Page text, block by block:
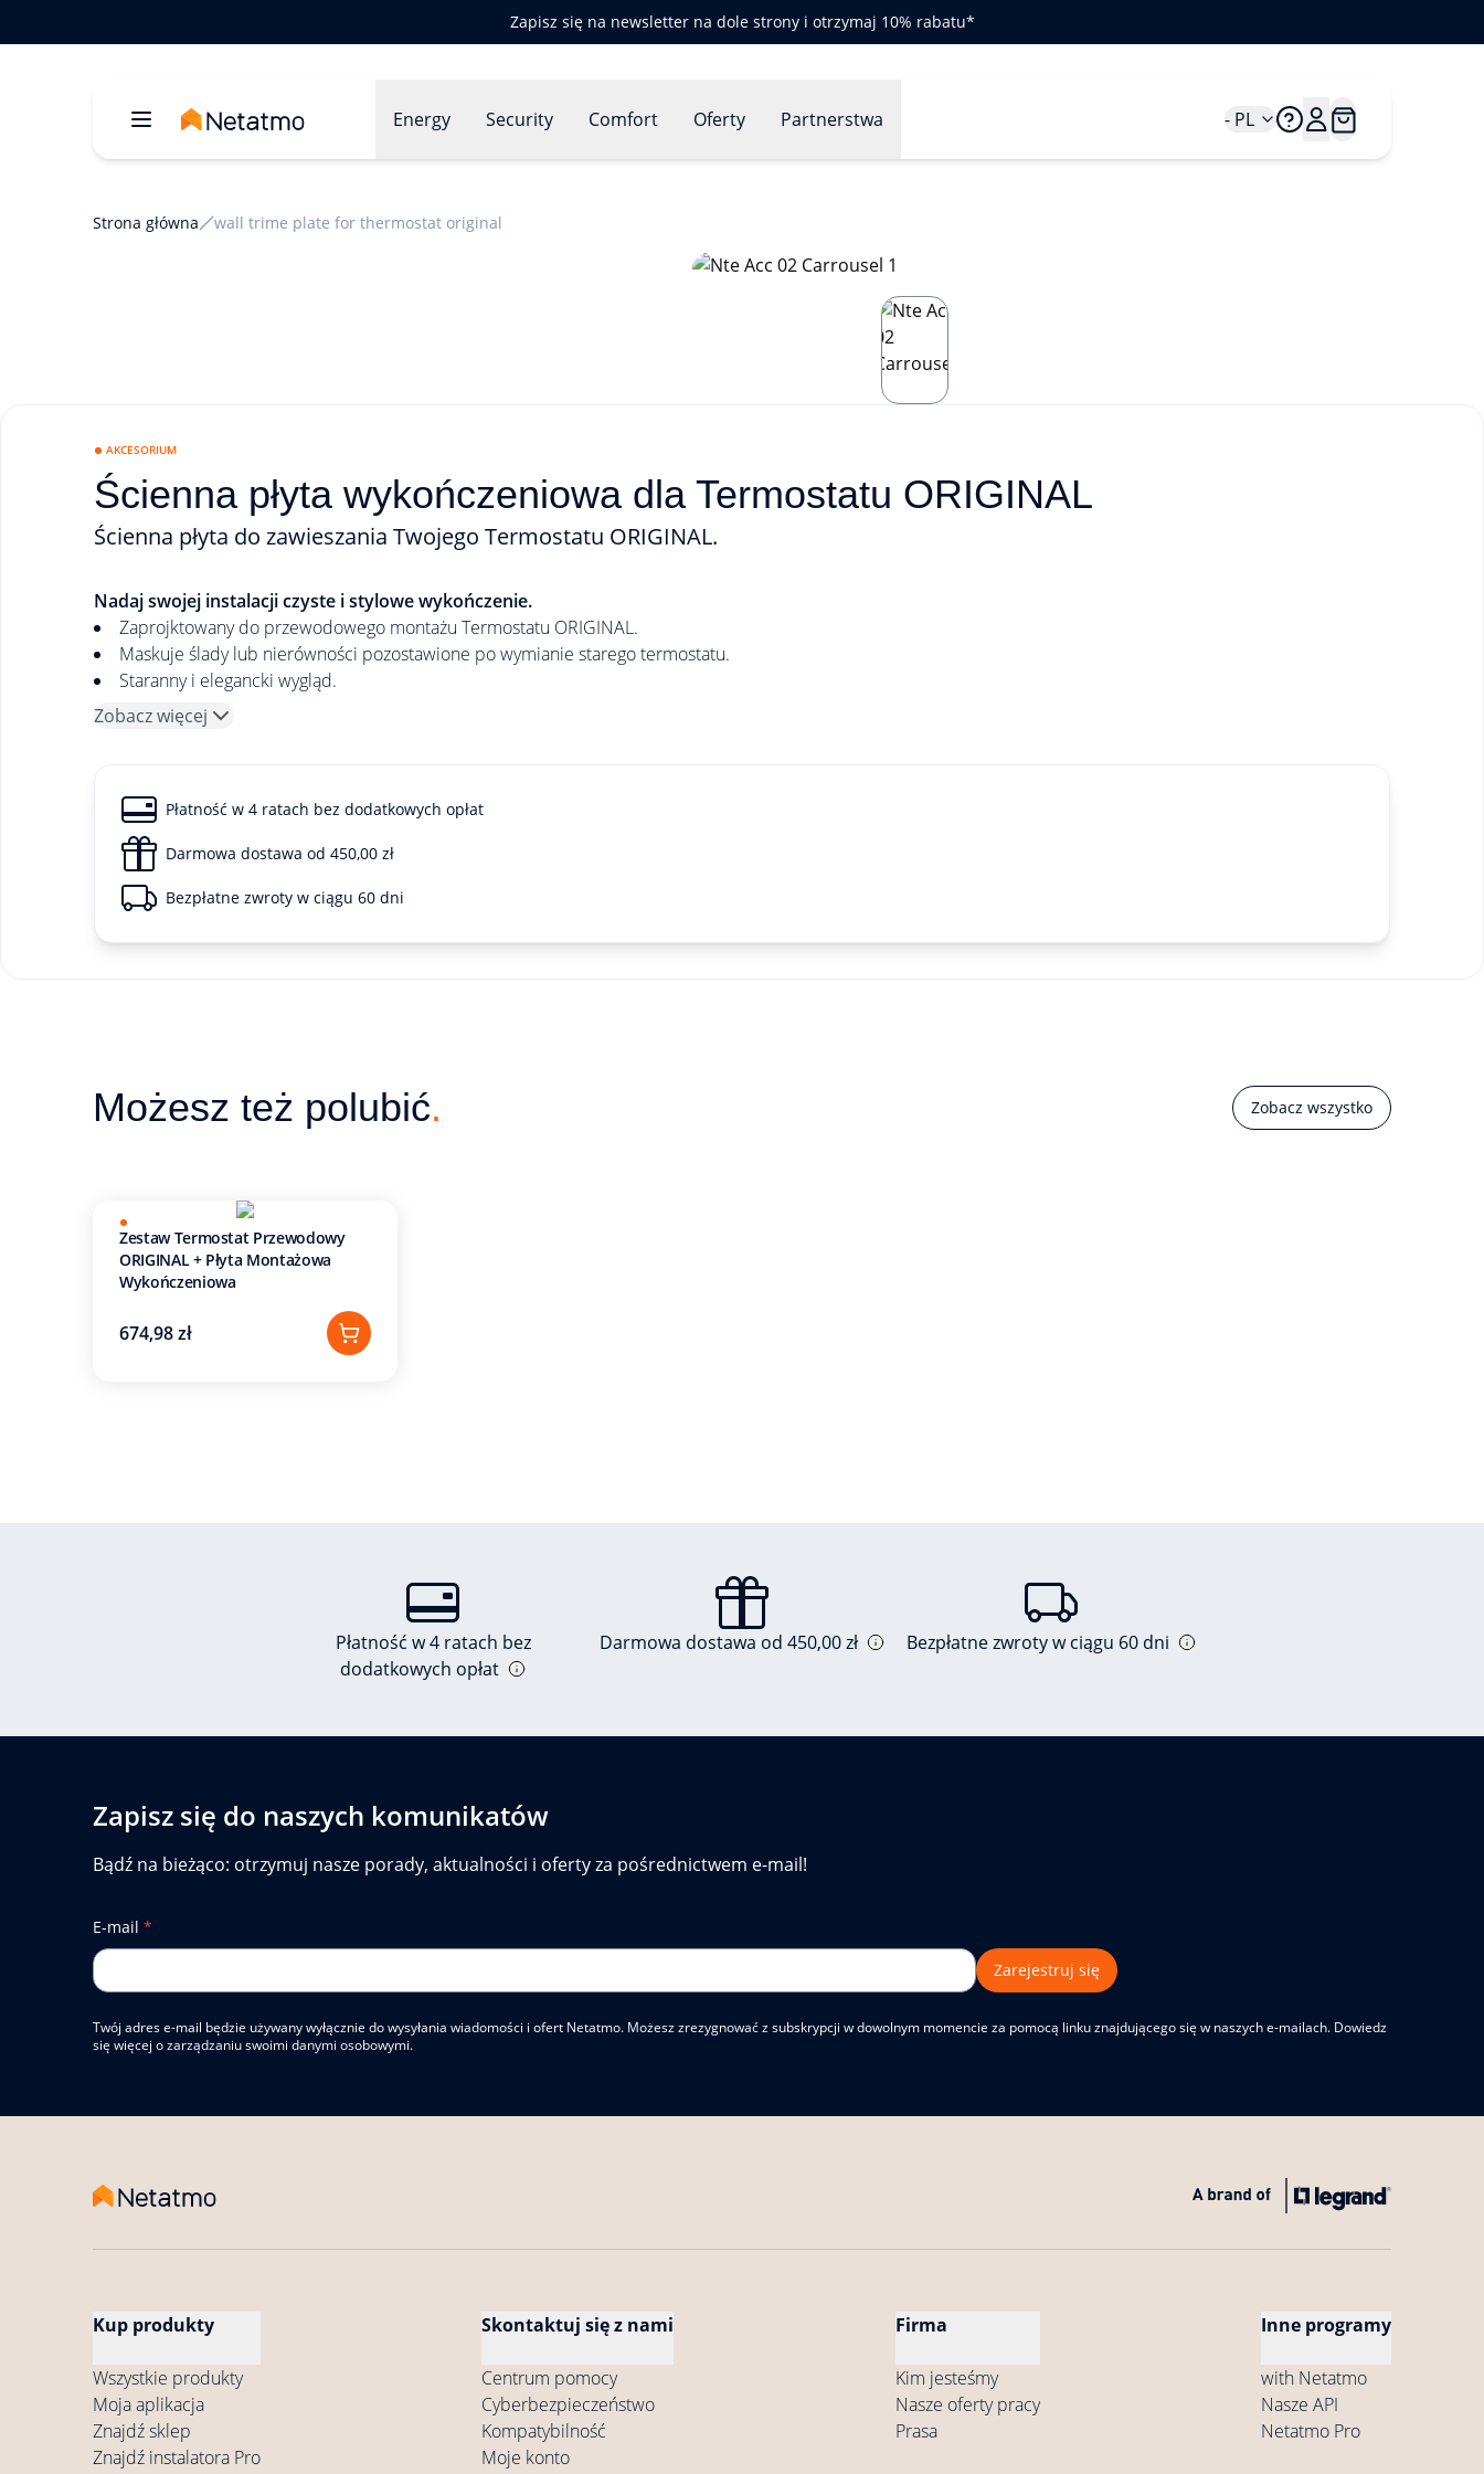
Zapisz się na newsletter na dole strony i otrzymaj 10% rabatu*
Energy Security Comfort Oferty Partnerstwa - PL
Strona główna wall trime plate for thermostat original
AKCESORIUM
Ścienna płyta wykończeniowa dla Termostatu ORIGINAL
Ścienna płyta do zawieszania Twojego Termostatu ORIGINAL.
Nadaj swojej instalacji czyste i stylowe wykończenie.
Zaprojktowany do przewodowego montażu Termostatu ORIGINAL.
Maskuje ślady lub nierówności pozostawione po wymianie starego termostatu.
Staranny i elegancki wygląd.
Zobacz więcej
Płatność w 4 ratach bez dodatkowych opłat
Darmowa dostawa od 450,00 zł
Bezpłatne zwroty w ciągu 60 dni
Możesz też polubić. Zobacz wszystko
Zestaw Termostat Przewodowy
ORIGINAL + Płyta Montażowa
Wykończeniowa
674,98 zł
Płatność w 4 ratach bez
dodatkowych opłat
Darmowa dostawa od 450,00 zł Bezpłatne zwroty w ciągu 60 dni
Zapisz się do naszych komunikatów
Bądź na bieżąco: otrzymuj nasze porady, aktualności i oferty za pośrednictwem e-mail!
E-mail *
Zarejestruj się
Twój adres e-mail będzie używany wyłącznie do wysyłania wiadomości i ofert Netatmo. Możesz zrezygnować z subskrypcji w dowolnym momencie za pomocą linku znajdującego się w naszych e-mailach. Dowiedz
się więcej o zarządzaniu swoimi danymi osobowymi.
Kup produkty
Wszystkie produkty
Moja aplikacja
Znajdź sklep
Znajdź instalatora Pro
Skontaktuj się z nami
Centrum pomocy
Cyberbezpieczeństwo
Kompatybilność
Moje konto
Firma
Kim jesteśmy
Nasze oferty pracy
Prasa
Inne programy
with Netatmo
Nasze API
Netatmo Pro